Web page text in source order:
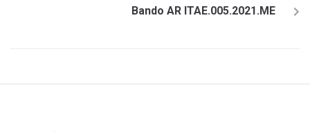
Bando AR ITAE.005.2021.ME